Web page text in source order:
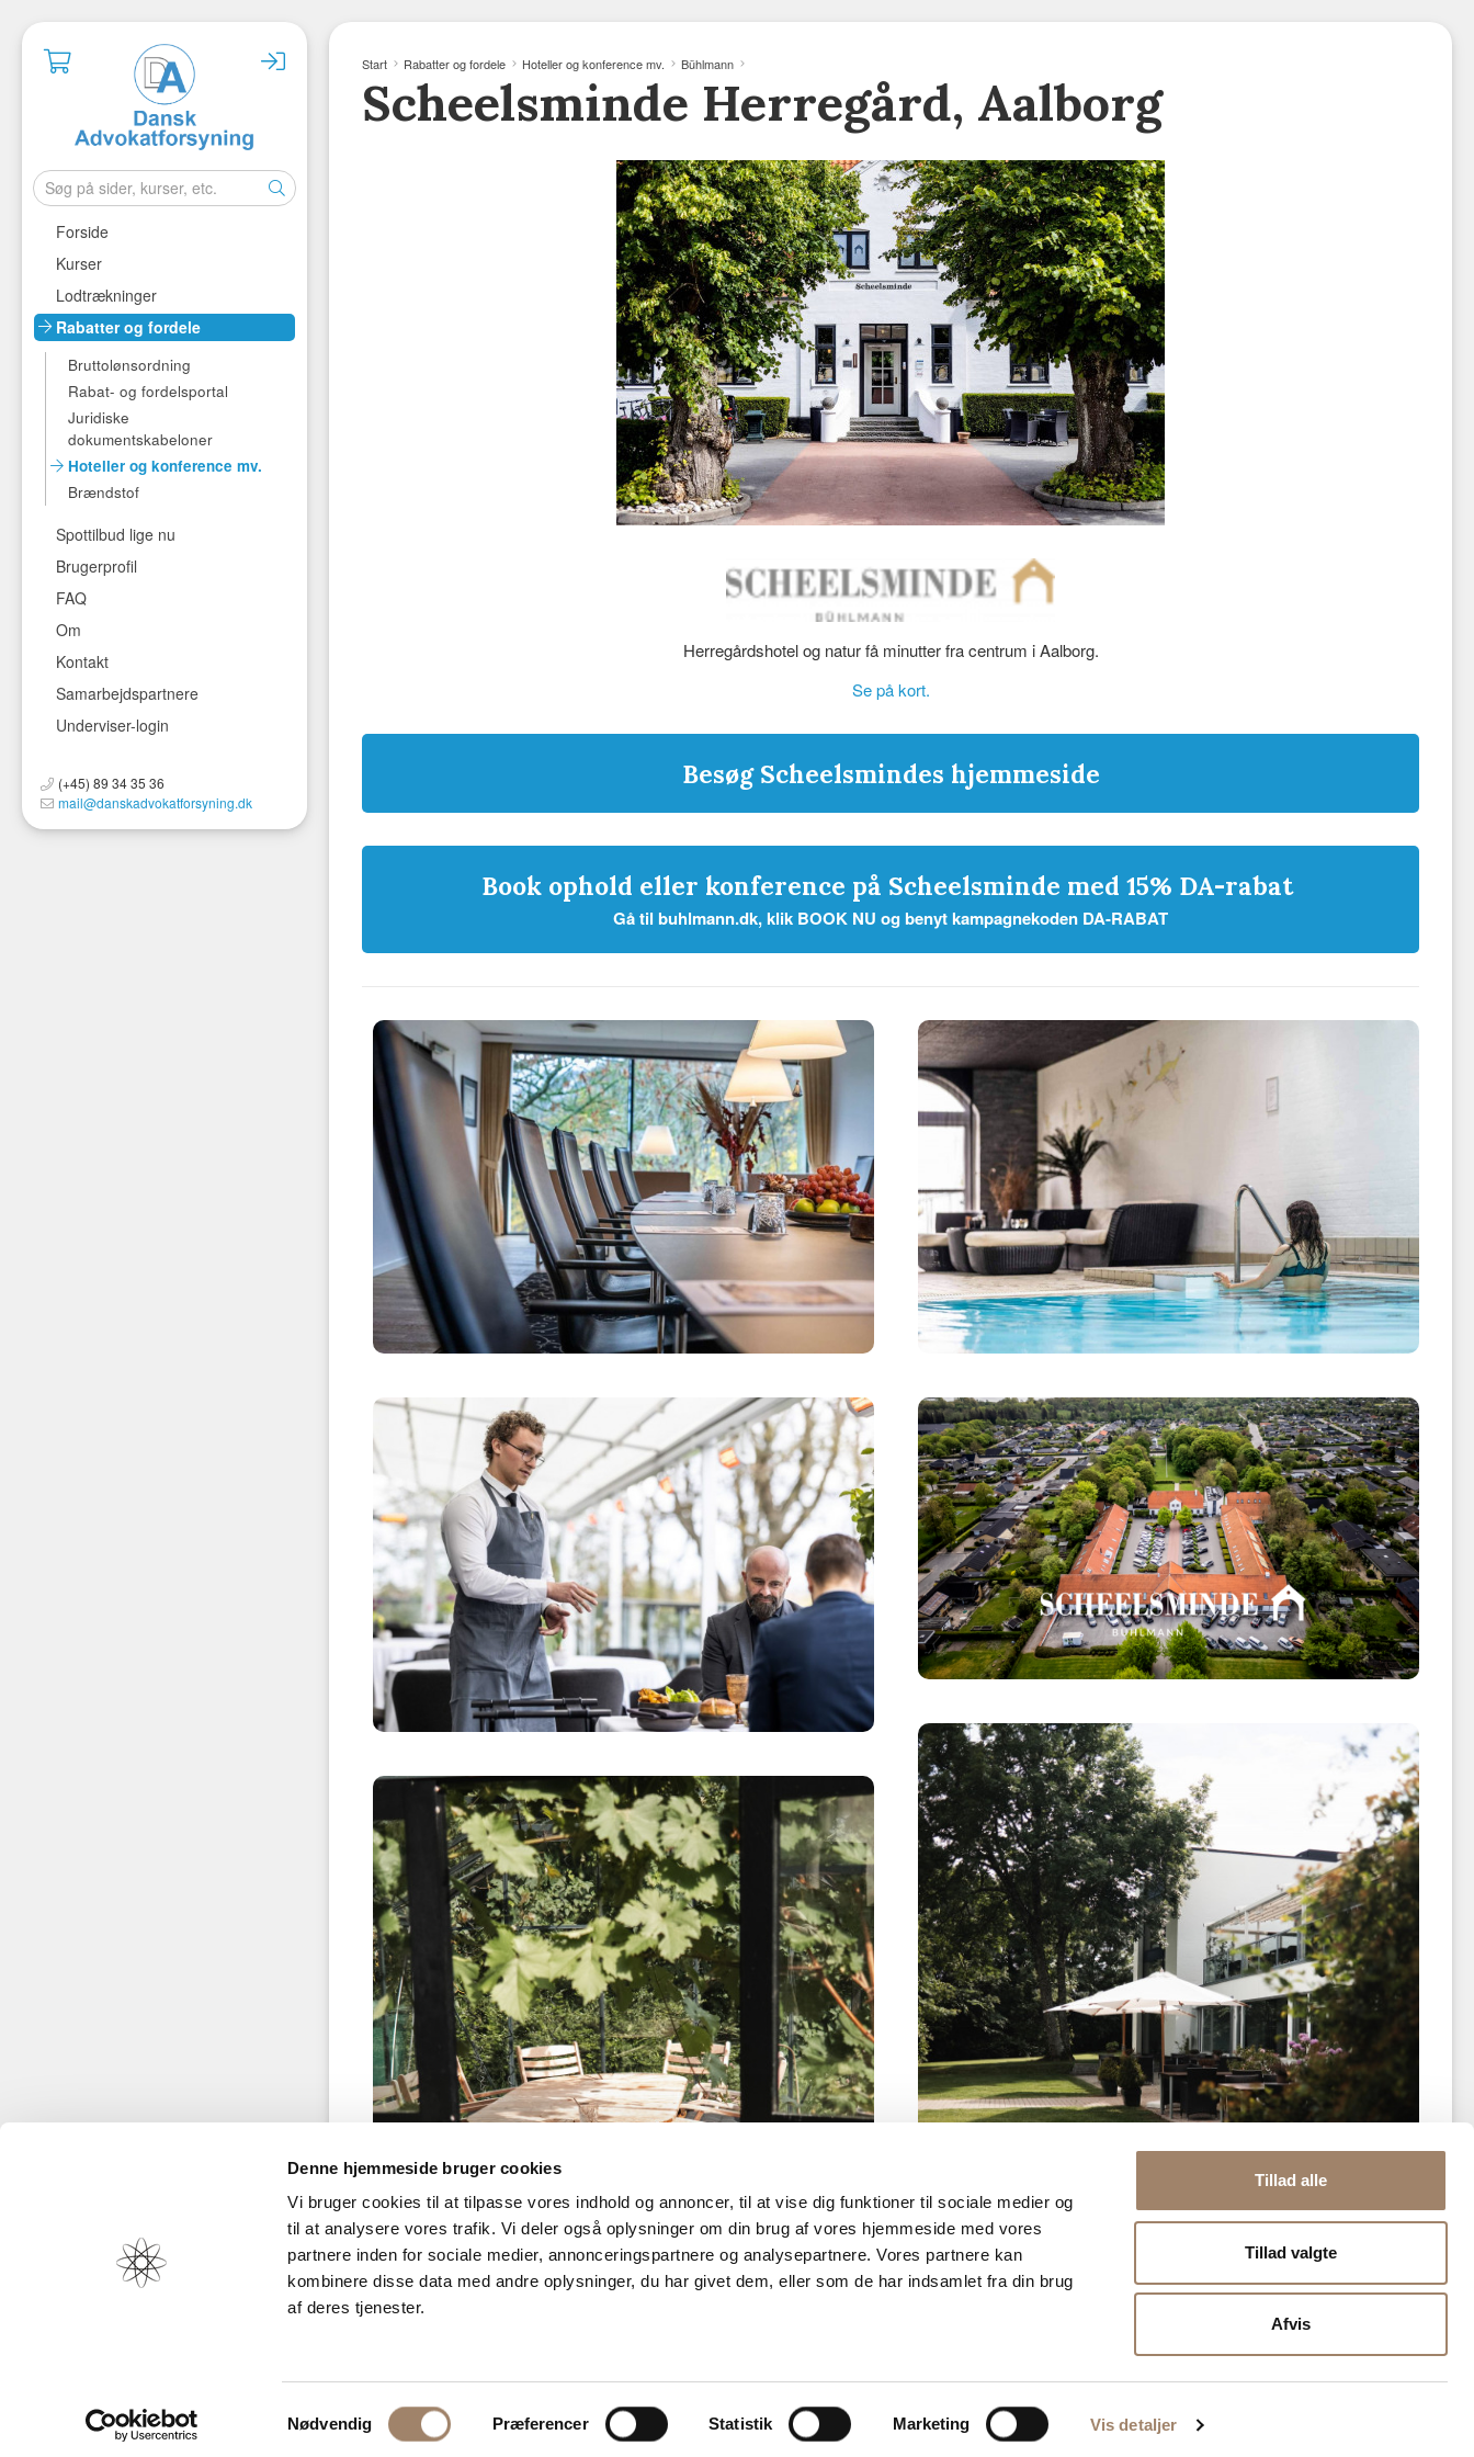
Denne hjemmeside bruger cookies
Vi bruger cookies til at tilpasse vores indhold og annoncer, til at vise dig funktioner til sociale medier og
til at analysere vores trafik. Vi deler også oplysninger om din brug af vores hjemmeside med vores
partnere inden for sociale medier, annonceringspartnere og analysepartnere. Vores partnere kan
kombinere disse data med andre oplysninger, du har givet dem, eller som de har indsamlet fra din brug
af deres tjenester.
Samtykkevalg
Nødvendig Præferencer Statistik Marketing Vis detaljer
Tillad alle
Tillad valgte
Afvis
Forside
Kurser
Lodtrækninger
Rabatter og fordele
Bruttolønsordning
Rabat- og fordelsportal
Juridiske
dokumentskabeloner
Hoteller og konference mv.
Brændstof
Spottilbud lige nu
Brugerprofil
FAQ
Om
Kontakt
Samarbejdspartnere
Underviser-login
(+45) 89 34 35 36
mail@danskadvokatforsyning.dk
Start Rabatter og fordele Hoteller og konference mv. Bühlmann
Scheelsminde Herregård, Aalborg
Herregårdshotel og natur få minutter fra centrum i Aalborg.
Se på kort.
Besøg Scheelsmindes hjemmeside
Book ophold eller konference på Scheelsminde med 15% DA-rabat
Gå til buhlmann.dk, klik BOOK NU og benyt kampagnekoden DA-RABAT